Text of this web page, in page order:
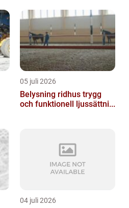
05 juli 2026
Belysning ridhus trygg
och funktionell ljussättni...
04 juli 2026